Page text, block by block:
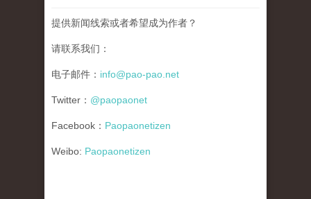
提供新闻线索或者希望成为作者？
请联系我们：
电子邮件： info@pao-pao.net
Twitter： @paopaonet
Facebook： Paopaonetizen
Weibo: Paopaonetizen